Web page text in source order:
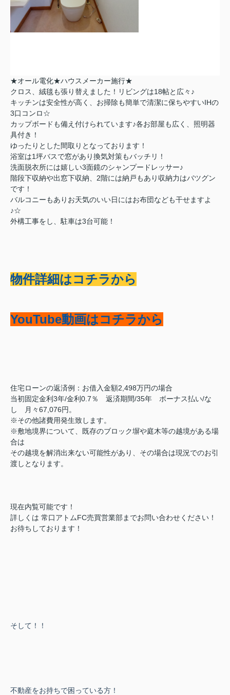
★オール電化★ハウスメーカー施行★
クロス、絨毯も張り替えました！リビングは18帖と広々♪
キッチンは安全性が高く、お掃除も簡単で清潔に保ちやすいIHの
3口コンロ☆
カップボードも備え付けられています♪各お部屋も広く、照明器
具付き！
ゆったりとした間取りとなっております！
浴室は1坪バスで窓があり換気対策もバッチリ！
洗面脱衣所には嬉しい3面鏡のシャンプードレッサー♪
階段下収納や出窓下収納、2階には納戸もあり収納力はバツグン
です！
バルコニーもありお天気のいい日にはお布団なども干せますよ
♪☆
外構工事をし、駐車は3台可能！
物件詳細はコチラから
YouTube動画はコチラから
住宅ローンの返済例：お借入金額2,498万円の場合
当初固定金利3年/金利0.7％ 返済期間/35年 ボーナス払い/な
し 月々67,076円。
※その他諸費用発生致します。
※敷地境界について、既存のブロック塀や庭木等の越境がある場
合は
その越境を解消出来ない可能性があり、その場合は現況でのお引
渡しとなります。
現在内覧可能です！
詳しくは 常口アトムFC売買営業部までお問い合わせください！
お待ちしております！
そして！！
不動産をお持ちで困っている方！